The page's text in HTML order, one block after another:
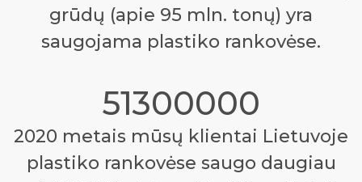
grūdų (apie 95 mln. tonų) yra
saugojama plastiko rankovėse.
57000000
2020 metais mūsų klientai Lietuvoje
plastiko rankovėse saugo daugiau